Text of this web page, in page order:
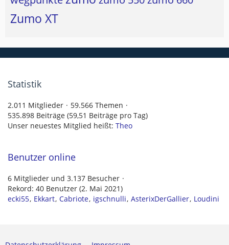
Zumo XT
Statistik
2.011 Mitglieder
59.566 Themen
535.898 Beiträge (59,51 Beiträge pro Tag)
Unser neuestes Mitglied heißt: Theo
Benutzer online
6 Mitglieder und 3.137 Besucher
Rekord: 40 Benutzer (2. Mai 2021)
ecki55 Ekkart Cabriote igschnulli AsterixDerGallier Loudini